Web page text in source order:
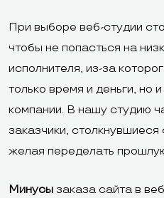
и добавлять
Да
Бесплатный
тариф
Триал Нет
При выборе веб-студии
чтобы не попасться на
исполнителя, из-за
только время и деньги, но
компании. В нашу студию
заказчики, столкнувшиеся
желая переделать
Минусы заказа сайта в